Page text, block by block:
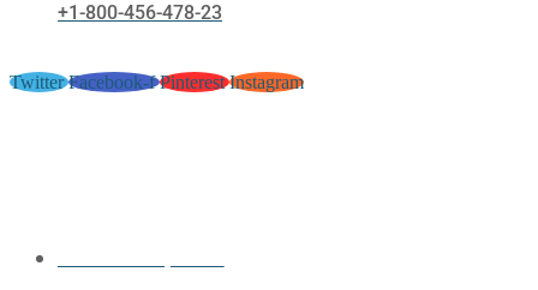
+1-800-456-478-23
Twitter Facebook-f Pinterest Instagram